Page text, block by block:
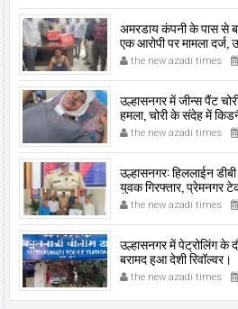
अमरडाय कंपनी के पास से
एक आरोपी पर मामला
घरफोड़ियों के संबंध में एक
आरोपी के साथी के ठिकाने
आभूषण बरामद किए।
the new azadi times
उल्हासनगर में जीन्स पैंट
हमला, चोरी के संदेह में
रूप से जख्मी।
the new azadi times
उल्हासनगर: हिललाईन
युवक गिरफ्तार, प्रेमनगर
जप्त, इलीगल हथियार साथ
पोलीस कोठडी में।
the new azadi times
उल्हासनगर में पेट्रोलिंग के
बरामद हुआ देशी रिवॉल्वर।
the new azadi times